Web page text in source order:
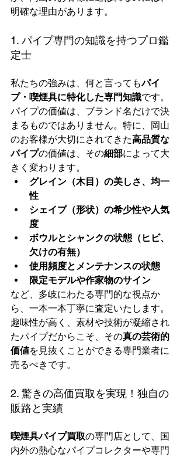
明確な理由があります。
1. パイプ専門の知識を持つプロ鑑
定士
私たちの強みは、何と言ってもパイ
プ・喫煙具に特化した専門知識です。
パイプの価値は、ブランド名だけで決
まるものではありません。特に、岡山
のお客様が大切にされてきた高品質な
パイプの価値は、その細部によって大
きく変わります。
グレイン（木目）の美しさ、均一
性
シェイプ（形状）の希少性や人気
度
ボウルとシャンクの状態（ヒビ、
欠けの有無）
使用頻度とメンテナンスの状態
限定モデルや作家物のサイン
など、多岐にわたる専門的な視点か
ら、一本一本丁寧に査定いたします。
趣味性が高く、素材や技術が凝縮され
たパイプだからこそ、その真の芸術的
価値を見抜くことができる専門業者に
売るべきです。
2. 驚きの高価買取を実現！独自の
販路と実績
喫煙具パイプ買取の専門店として、国
内外の熱心なパイプコレクターや専門